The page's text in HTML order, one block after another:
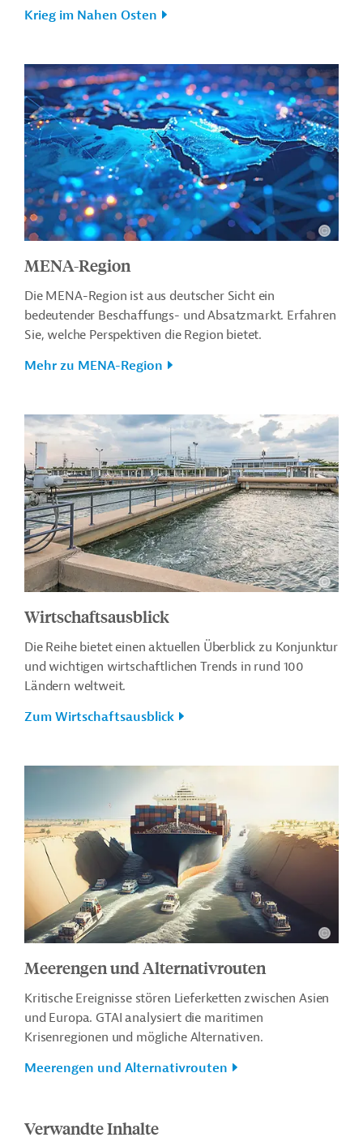
Krieg im Nahen Osten
MENA-Region
Die MENA-Region ist aus deutscher Sicht ein
bedeutender Beschaffungs- und Absatzmarkt. Erfahren
Sie, welche Perspektiven die Region bietet.
Mehr zu MENA-Region
Wirtschaftsausblick
Die Reihe bietet einen aktuellen Überblick zu Konjunktur
und wichtigen wirtschaftlichen Trends in rund 100
Ländern weltweit.
Zum Wirtschaftsausblick
Meerengen und Alternativrouten
Kritische Ereignisse stören Lieferketten zwischen Asien
und Europa. GTAI analysiert die maritimen
Krisenregionen und mögliche Alternativen.
Meerengen und Alternativrouten
Verwandte Inhalte